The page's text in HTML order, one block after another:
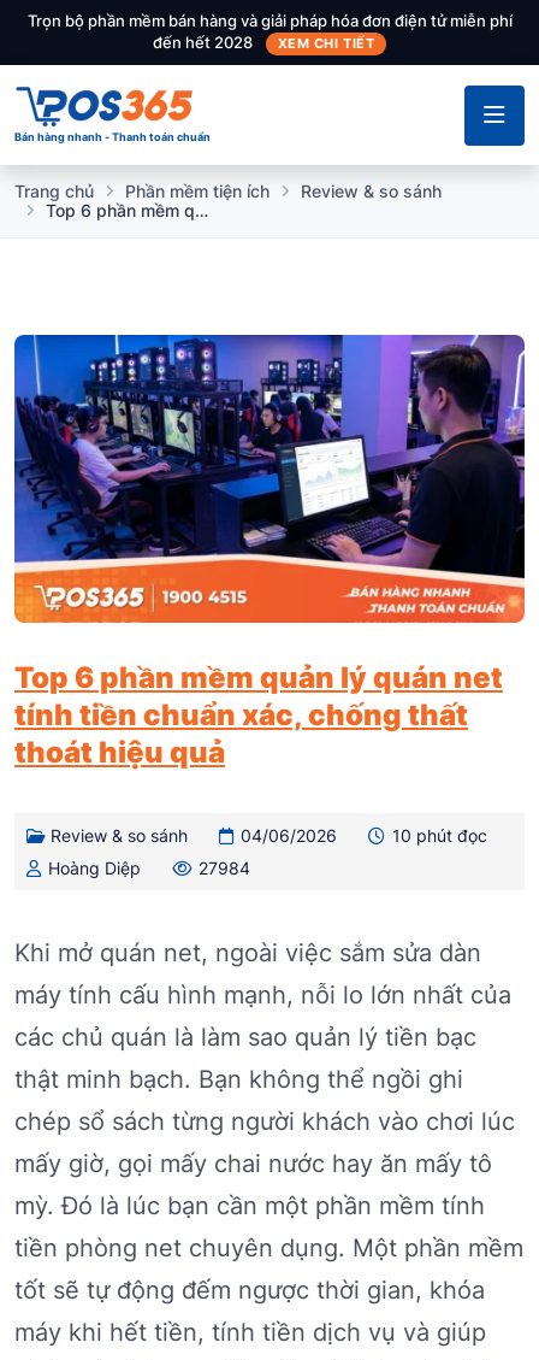
Trọn bộ phần mềm bán hàng và giải pháp hóa đơn điện tử miễn phí
đến hết 2028
XEM CHI TIẾT
Bán hàng nhanh - Thanh toán chuẩn
Trang chủ Phần mềm tiện ích
Review & so sánh
Top 6 phần mềm quản lý quán net tính tiền chuẩn xác, chống thất thoát hiệu quả
Top 6 phần mềm quản lý quán net
tính tiền chuẩn xác, chống thất
thoát hiệu quả
Review & so sánh 04/06/2026
10 phút đọc
Hoàng Diệp
27984
Khi mở quán net, ngoài việc sắm sửa dàn
máy tính cấu hình mạnh, nỗi lo lớn nhất của
các chủ quán là làm sao quản lý tiền bạc
thật minh bạch. Bạn không thể ngồi ghi
chép sổ sách từng người khách vào chơi lúc
mấy giờ, gọi mấy chai nước hay ăn mấy tô
mỳ. Đó là lúc bạn cần một phần mềm tính
tiền phòng net chuyên dụng. Một phần mềm
tốt sẽ tự động đếm ngược thời gian, khóa
máy khi hết tiền, tính tiền dịch vụ và giúp